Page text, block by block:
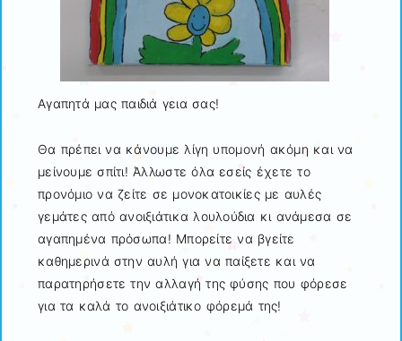
Αγαπητά μας παιδιά γεια σας!
Θα πρέπει να κάνουμε λίγη υπομονή ακόμη και να
μείνουμε σπίτι! Άλλωστε όλα εσείς έχετε το
προνόμιο να ζείτε σε μονοκατοικίες με αυλές
γεμάτες από ανοιξιάτικα λουλούδια κι ανάμεσα σε
αγαπημένα πρόσωπα! Μπορείτε να βγείτε
καθημερινά στην αυλή για να παίξετε και να
παρατηρήσετε την αλλαγή της φύσης που φόρεσε
για τα καλά το ανοιξιάτικο φόρεμά της!